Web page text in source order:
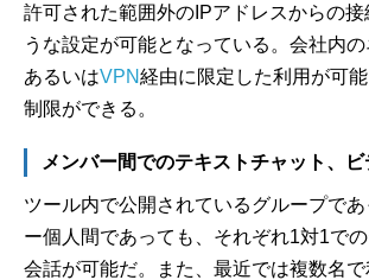
許可された範囲外のIPアドレスからの接
うな設定が可能となっている。会社内の
あるいはVPN経由に限定した利用が可
制限ができる。
メンバー間でのテキストチャット、
ツール内で公開されているグループで
ー個人間であっても、それぞれ1対1で
会話が可能だ。また、最近では複数名